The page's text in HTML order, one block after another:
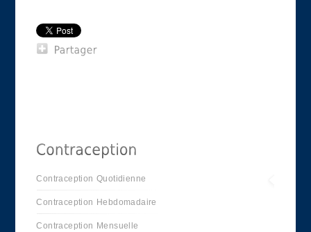
Contraception Quotidienne
Contraception Hebdomadaire
Contraception Mensuelle